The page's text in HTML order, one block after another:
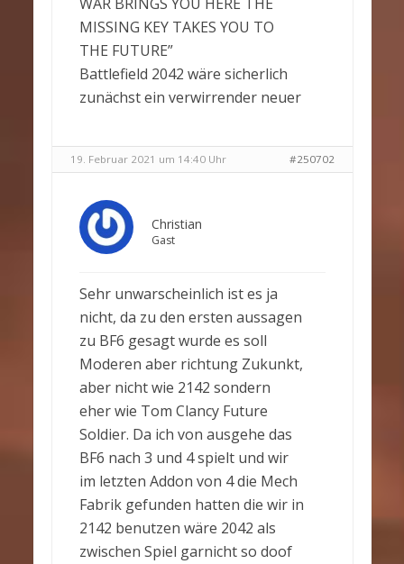
MISSING KEY TAKES YOU TO
THE FUTURE”
Battlefield 2042 wäre sicherlich
zunächst ein verwirrender neuer
19. Februar 2021 um 14:40 Uhr #250702
Christian
Gast
Sehr unwarscheinlich ist es ja
nicht, da zu den ersten aussagen
zu BF6 gesagt wurde es soll
Moderen aber richtung Zukunkt,
aber nicht wie 2142 sondern
eher wie Tom Clancy Future
Soldier. Da ich von ausgehe das
BF6 nach 3 und 4 spielt und wir
im letzten Addon von 4 die Mech
Fabrik gefunden hatten die wir in
2142 benutzen wäre 2042 als
zwischen Spiel garnicht so doof